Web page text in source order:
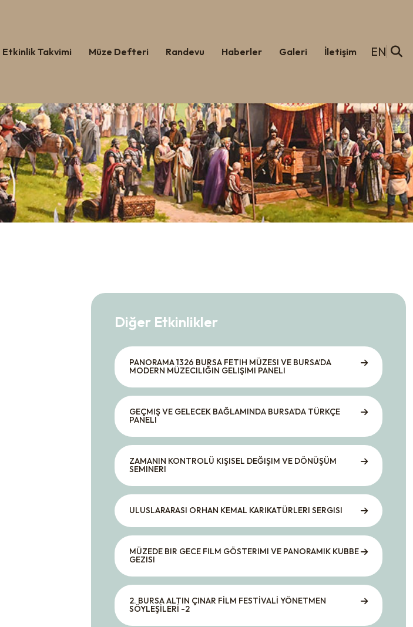
Etkinlik Takvimi Müze Defteri Randevu Haberler Galeri İletişim EN
Diğer Etkinlikler
PANORAMA 1326 BURSA FETIH MÜZESI VE BURSA’DA
MODERN MÜZECILIĞIN GELIŞIMI PANELI
GEÇMIŞ VE GELECEK BAĞLAMINDA BURSA’DA TÜRKÇE
PANELI
ZAMANIN KONTROLÜ KIŞISEL DEĞIŞIM VE DÖNÜŞÜM
SEMINERI
ULUSLARARASI ORHAN KEMAL KARIKATÜRLERI SERGISI
MÜZEDE BIR GECE FILM GÖSTERIMI VE PANORAMIK KUBBE
GEZISI
2. BURSA ALTIN ÇINAR FİLM FESTİVALİ YÖNETMEN
SÖYLEŞİLERİ -2